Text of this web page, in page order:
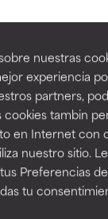
nuestras
experiencia
partners,
cookies tambin
en Internet con
nuestro sitio.
Preferencias de
tu
suelen ser
estabilidad o
científico.
por su
suelen ser
estabilidad o
científico.
por su